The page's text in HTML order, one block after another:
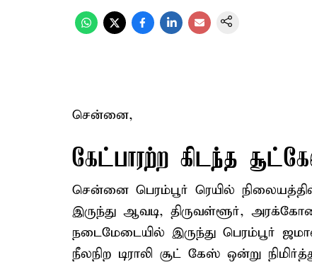
சென்னை,
கேட்பாரற்ற கிடந்த
சென்னை பெரம்பூர் ரெயில்
இருந்து ஆவடி, திருவள்ளூர்,
நடைமேடையில் இருந்து பெரம்பூர்
நீலநிற டிராலி சூட் கேஸ் ஒன்று